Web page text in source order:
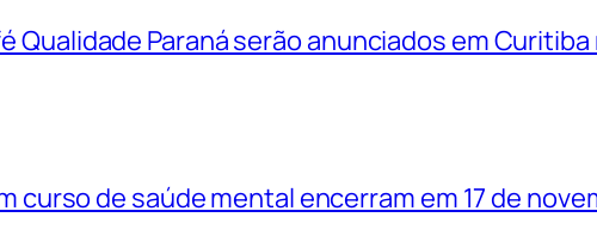
Qualidade Paraná serão anunciados em Curitiba
curso de saúde mental encerram em 17 de